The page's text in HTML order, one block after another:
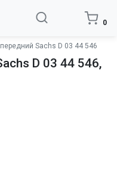
0
Sachs D 03 44 546
D 03 44 546,